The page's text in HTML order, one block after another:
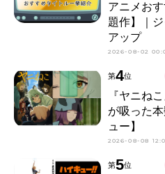
アニメお
題作】｜
アップ
2026-08-02
第4位
『ヤニね
が吸った
ュー】
2026-08-08
第5位